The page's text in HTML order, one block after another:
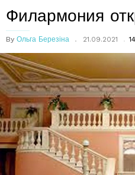
Филармония
By Ольга Березіна 21.09.2021